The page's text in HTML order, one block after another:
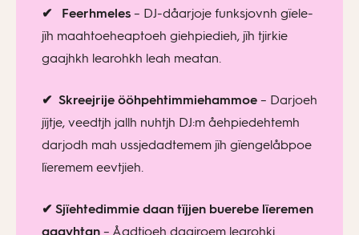
✔ Feerhmeles – DJ-dåarjoje funksjovnh gïele-
jïh maahtoeheaptoeh giehpiedieh, jïh tjirkie
gaajhkh learohkh leah meatan.
✔ Skreejrije ööhpehtimmiehammoe – Darjoeh
jïjtje, veedtjh jallh nuhtjh DJ:m åehpiedehtemh
darjodh mah ussjedadtemem jïh gïengelåbpoe
lïeremem eevtjieh.
✔ Sjïehtedimmie daan tïjjen buerebe lïeremen
gaavhtan – Åadtjoeh daajroem learohki